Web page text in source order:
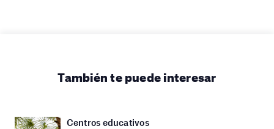
También te puede interesar
Centros educativos